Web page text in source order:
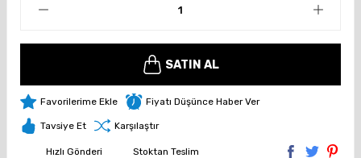
SATIN AL
Fiyatı Düşünce Haber Ver
Tavsiye Et Karşılaştır
Hızlı Gönderi Stoktan Teslim